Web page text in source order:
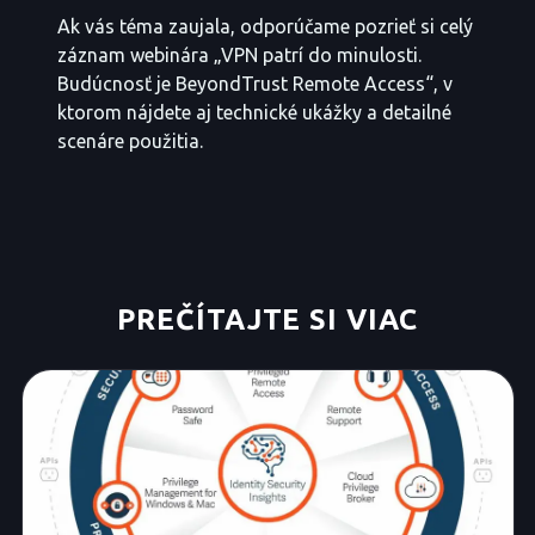
Ak vás téma zaujala, odporúčame pozrieť si celý
záznam webinára „VPN patrí do minulosti.
Budúcnosť je BeyondTrust Remote Access“, v
ktorom nájdete aj technické ukážky a detailné
scenáre použitia.
PREČÍTAJTE SI VIAC